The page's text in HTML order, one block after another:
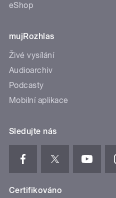
eShop
mujRozhlas
Živé vysílání
Audioarchiv
Podcasty
Mobilní aplikace
Sledujte nás
Certifikováno